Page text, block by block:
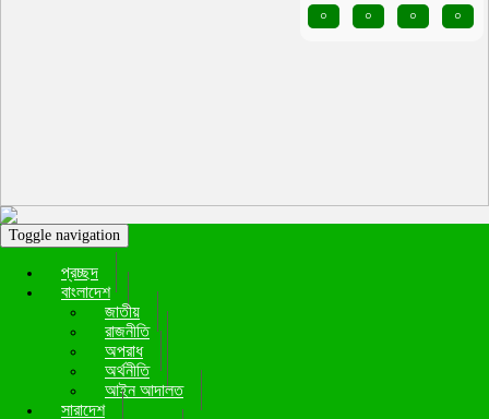
Toggle navigation
প্রচ্ছদ
বাংলাদেশ
জাতীয়
রাজনীতি
অপরাধ
অর্থনীতি
আইন আদালত
সারাদেশ
০
০ ০ ০